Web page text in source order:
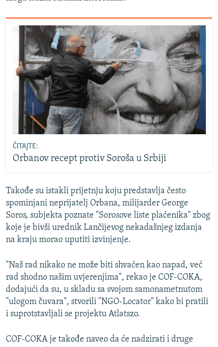
ČITAJTE:
Orbanov recept protiv Soroša u Srbiji
Takođe su istakli prijetnju koju predstavlja često
spominjani neprijatelj Orbana, milijarder George
Soros, subjekta poznate "Sorosove liste plaćenika" zbog
koje je bivši urednik Lančijevog nekadašnjeg izdanja
na kraju morao uputiti izvinjenje.
"Naš rad nikako ne može biti shvaćen kao napad, već
rad shodno našim uvjerenjima", rekao je COF-COKA,
dodajući da su, u skladu sa svojom samonametnutom
"ulogom čuvara", stvorili "NGO-Locator" kako bi pratili
i suprotstavljali se projektu Atlatszo.
COF-COKA je takođe naveo da će nadzirati i druge